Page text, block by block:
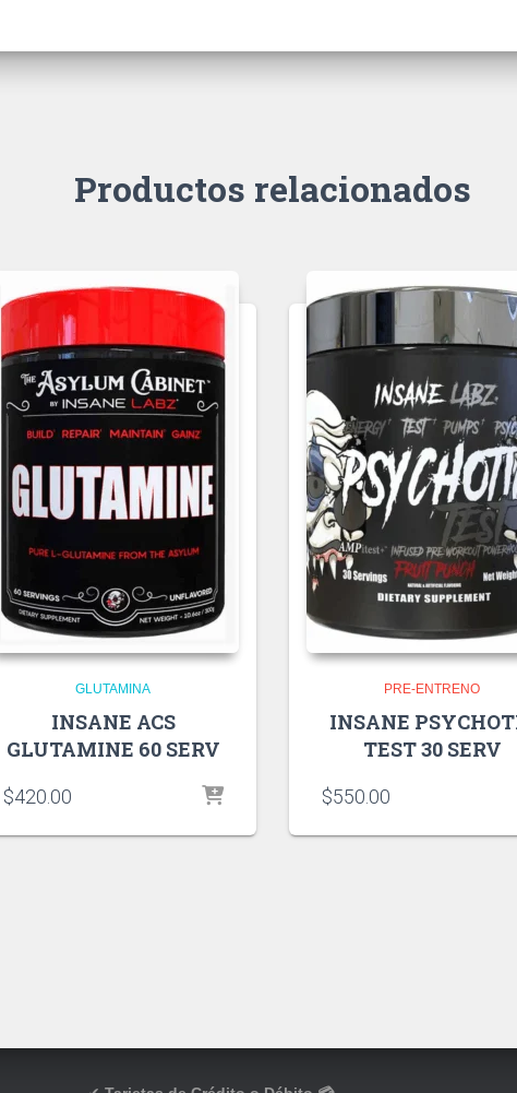
Productos relacionados
GLUTAMINA
INSANE ACS
GLUTAMINE 60 SERV
$420.00
PRE-ENTRENO
INSANE
TEST 30 SERV
$550.00